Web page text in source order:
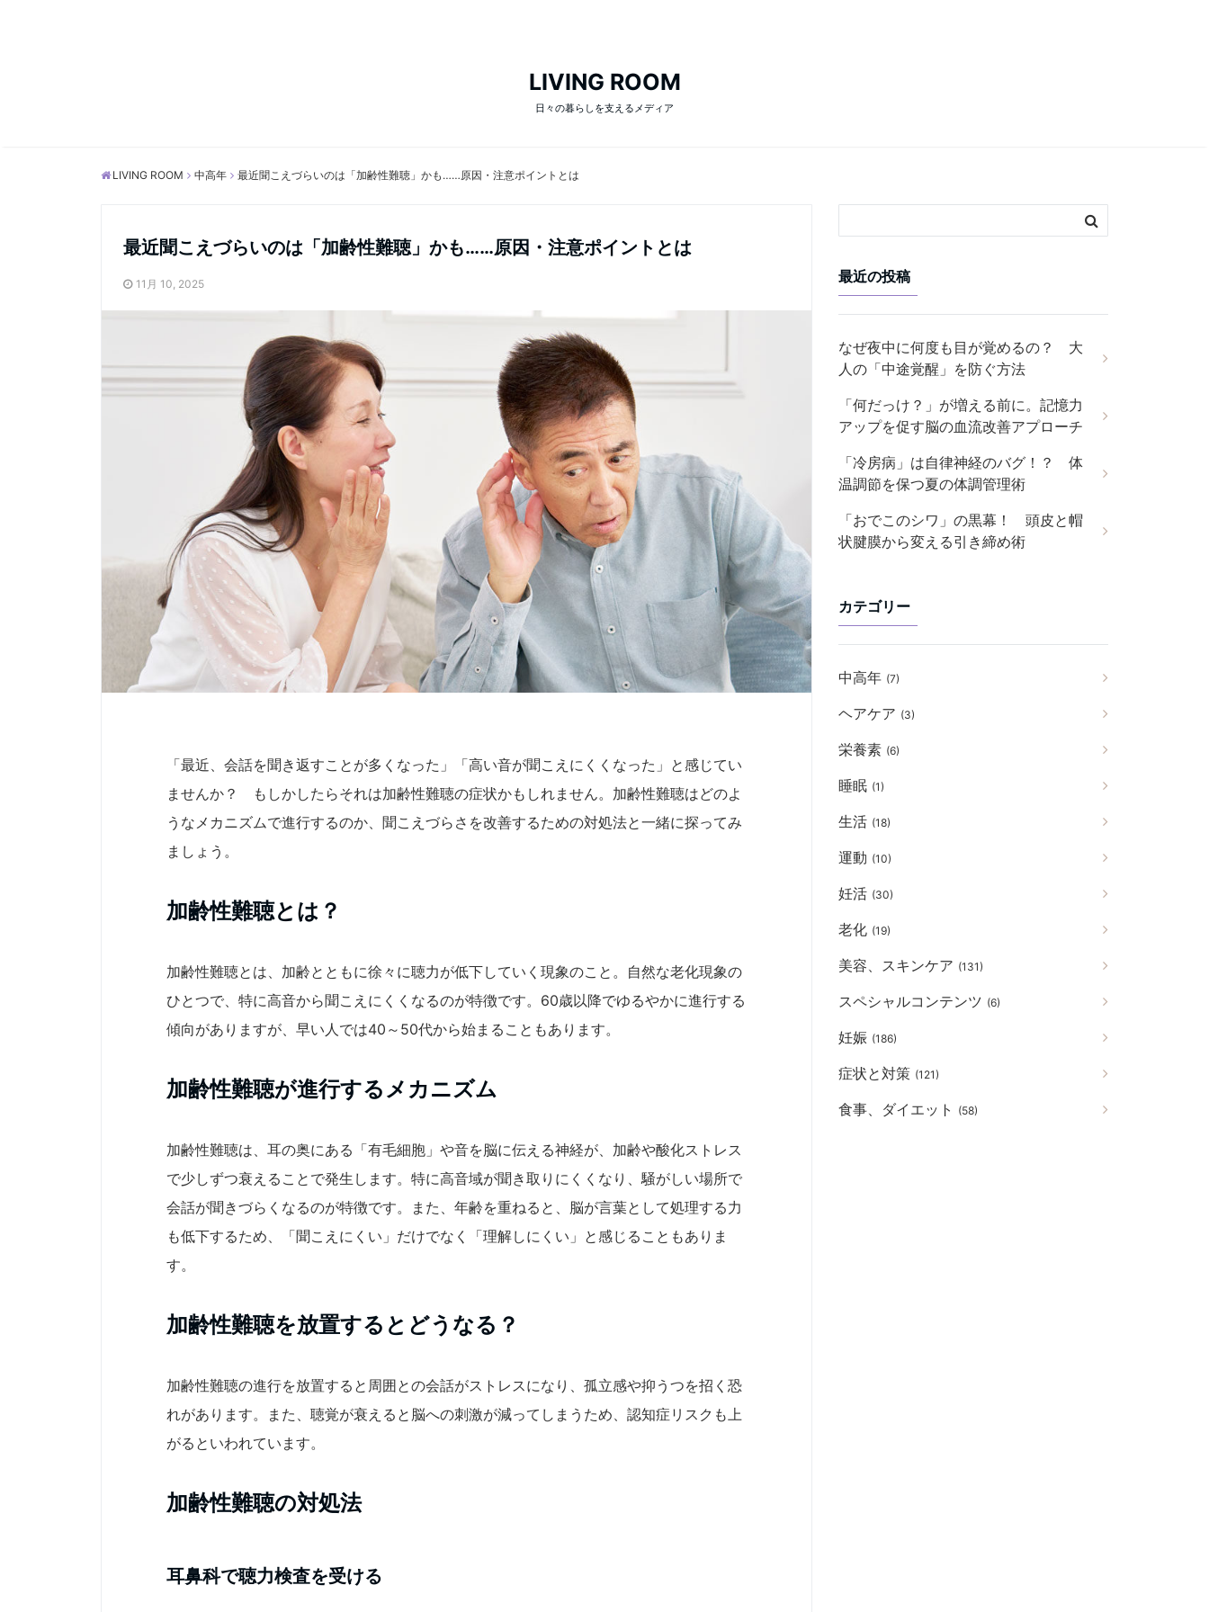
LIVING ROOM
日々の暮らしを支えるメディア
LIVING ROOM 中高年 最近聞こえづらいのは「加齢性難聴」かも……原因・注意ポイントとは
最近聞こえづらいのは「加齢性難聴」かも……原因・注意ポイントとは
11月 10, 2025
「最近、会話を聞き返すことが多くなった」「高い音が聞こえにくくなった」と感じてい
ませんか？ もしかしたらそれは加齢性難聴の症状かもしれません。加齢性難聴はどのよ
うなメカニズムで進行するのか、聞こえづらさを改善するための対処法と一緒に探ってみ
ましょう。
加齢性難聴とは？
加齢性難聴とは、加齢とともに徐々に聴力が低下していく現象のこと。自然な老化現象の
ひとつで、特に高音から聞こえにくくなるのが特徴です。60歳以降でゆるやかに進行する
傾向がありますが、早い人では40～50代から始まることもあります。
加齢性難聴が進行するメカニズム
加齢性難聴は、耳の奥にある「有毛細胞」や音を脳に伝える神経が、加齢や酸化ストレス
で少しずつ衰えることで発生します。特に高音域が聞き取りにくくなり、騒がしい場所で
会話が聞きづらくなるのが特徴です。また、年齢を重ねると、脳が言葉として処理する力
も低下するため、「聞こえにくい」だけでなく「理解しにくい」と感じることもありま
す。
加齢性難聴を放置するとどうなる？
加齢性難聴の進行を放置すると周囲との会話がストレスになり、孤立感や抑うつを招く恐
れがあります。また、聴覚が衰えると脳への刺激が減ってしまうため、認知症リスクも上
がるといわれています。
加齢性難聴の対処法
耳鼻科で聴力検査を受ける
最近の投稿
なぜ夜中に何度も目が覚めるの？ 大
人の「中途覚醒」を防ぐ方法
「何だっけ？」が増える前に。記憶力
アップを促す脳の血流改善アプローチ
「冷房病」は自律神経のバグ！？ 体
温調節を保つ夏の体調管理術
「おでこのシワ」の黒幕！ 頭皮と帽
状腱膜から変える引き締め術
カテゴリー
中高年 (7)
ヘアケア (3)
栄養素 (6)
睡眠 (1)
生活 (18)
運動 (10)
妊活 (30)
老化 (19)
美容、スキンケア (131)
スペシャルコンテンツ (6)
妊娠 (186)
症状と対策 (121)
食事、ダイエット (58)